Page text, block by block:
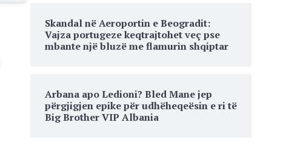
Skandal në Aeroportin e Beogradit:
Vajza portugeze keqtrajtohet veç pse
mbante një bluzë me flamurin shqiptar
Arbana apo Ledioni? Bled Mane jep
përgjigjen epike për udhëheqeësin e ri të
Big Brother VIP Albania